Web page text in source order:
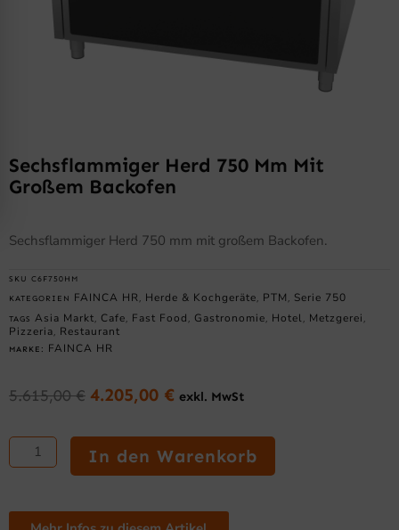
Sechsflammiger Herd 750 Mm Mit
Großem Backofen
Sechsflammiger Herd 750 mm mit großem Backofen.
SKU C6F750HM
KATEGORIEN FAINCA HR , Herde & Kochgeräte , PTM , Serie 750
TAGS Asia Markt , Cafe , Fast Food , Gastronomie , Hotel , Metzgerei ,
Pizzeria , Restaurant
MARKE: FAINCA HR
5.615,00€ Ursprünglicher
war:
5.615,00 €
4.205,00 € Aktueller
ist:
4.205,00 €.
exkl. MwSt
Sechsflammiger
Herd
750
mit
In den Warenkorb